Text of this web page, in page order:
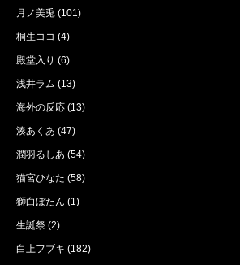
月ノ美兎 (101)
桐生ココ (4)
殿堂入り (6)
浅井ラム (13)
海外の反応 (13)
湊あくあ (47)
潤羽るしあ (54)
猫宮ひなた (58)
獅白ぼたん (1)
生誕祭 (2)
白上フブキ (182)